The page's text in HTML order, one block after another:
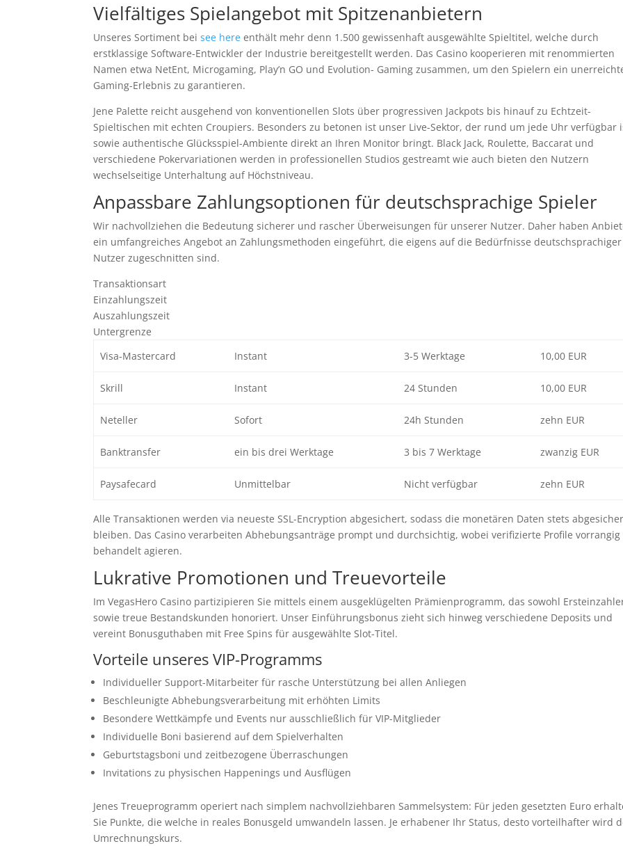
Vielfältiges Spielangebot mit Spitzenanbietern
Unseres Sortiment beisee here enthält mehr denn 1.500 gewissenhaft ausgewählte Spieltitel, welche durch
erstklassige Software-Entwickler der Industrie bereitgestellt werden. Das Casino kooperieren mit renommierten
Namen etwa NetEnt, Microgaming, Play’n GO und Evolution- Gaming zusammen, um den Spielern ein
Gaming-Erlebnis zu garantieren.
Jene Palette reicht ausgehend von konventionellen Slots über progressiven Jackpots bis hinauf zu Echtzeit-
Spieltischen mit echten Croupiers. Besonders zu betonen ist unser Live-Sektor, der rund um jede Uhr verfügbar
sowie authentische Glücksspiel-Ambiente direkt an Ihren Monitor bringt. Black Jack, Roulette, Baccarat und
verschiedene Pokervariationen werden in professionellen Studios gestreamt wie auch bieten den Nutzern
wechselseitige Unterhaltung auf Höchstniveau.
Anpassbare Zahlungsoptionen für deutschsprachige Spieler
Wir nachvollziehen die Bedeutung sicherer und rascher Überweisungen für unserer Nutzer. Daher haben
ein umfangreiches Angebot an Zahlungsmethoden eingeführt, die eigens auf die Bedürfnisse deutschsprachiger
Nutzer zugeschnitten sind.
Transaktionsart
Einzahlungszeit
Auszahlungszeit
Untergrenze
Visa-Mastercard
Instant 3-5 Werktage 10,00 EUR
Skrill Instant 24 Stunden 10,00 EUR
Neteller Sofort 24h Stunden zehn EUR
Banktransfer ein bis drei Werktage 3 bis 7 Werktage zwanzig EUR
Paysafecard Unmittelbar Nicht verfügbar zehn EUR
Alle Transaktionen werden via neueste SSL-Encryption abgesichert, sodass die monetären Daten stets
bleiben. Das Casino verarbeiten Abhebungsanträge prompt und durchsichtig, wobei verifizierte Profile vorrangig
behandelt agieren.
Lukrative Promotionen und Treuevorteile
Im VegasHero Casino partizipieren Sie mittels einem ausgeklügelten Prämienprogramm, das sowohl
sowie treue Bestandskunden honoriert. Unser Einführungsbonus zieht sich hinweg verschiedene Deposits und
vereint Bonusguthaben mit Free Spins für ausgewählte Slot-Titel.
Vorteile unseres VIP-Programms
Individueller Support-Mitarbeiter für rasche Unterstützung bei allen Anliegen
Beschleunigte Abhebungsverarbeitung mit erhöhten Limits
Besondere Wettkämpfe und Events nur ausschließlich für VIP-Mitglieder
Individuelle Boni basierend auf dem Spielverhalten
Geburtstagsboni und zeitbezogene Überraschungen
Invitations zu physischen Happenings und Ausflügen
Jenes Treueprogramm operiert nach simplem nachvollziehbaren Sammelsystem: Für jeden gesetzten Euro
Sie Punkte, die welche in reales Bonusgeld umwandeln lassen. Je erhabener Ihr Status, desto vorteilhafter wird
Umrechnungskurs.